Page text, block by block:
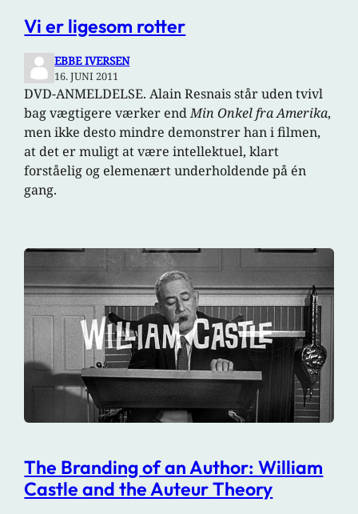
Vi er ligesom rotter
EBBE IVERSEN
16. JUNI 2011
DVD-ANMELDELSE. Alain Resnais står uden tvivl
bag vægtigere værker endMin Onkel fra Amerika,
men ikke desto mindre demonstrer han i filmen,
at det er muligt at være intellektuel, klart
forståelig og elemenært underholdende på én
gang.
The Branding of an Author: William
Castle and the Auteur Theory